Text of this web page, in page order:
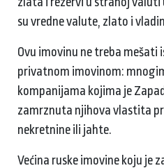
su vredne valute, zlato i
Ovu imovinu ne treba mešati
privatnom imovinom:
kompanijama kojima je
zamrznuta njihova vlastita
nekretnine ili jahte.
Većina ruske imovine koju je